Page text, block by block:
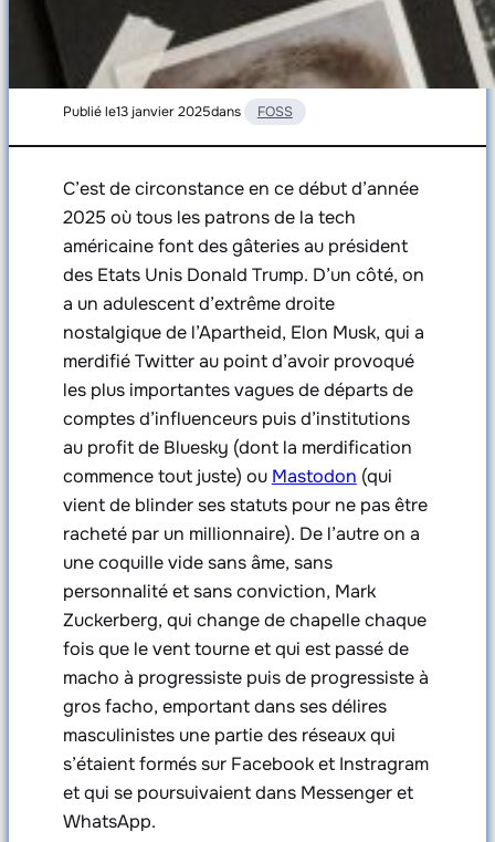
Publié le13 janvier 2025dans FOSS
C’est de circonstance en ce début d’année
2025 où tous les patrons de la tech
américaine font des gâteries au président
des Etats Unis Donald Trump. D’un côté, on
a un adulescent d’extrême droite
nostalgique de l’Apartheid, Elon Musk, qui a
merdifié Twitter au point d’avoir provoqué
les plus importantes vagues de départs de
comptes d’influenceurs puis d’institutions
au profit de Bluesky (dont la merdification
commence tout juste) ou Mastodon (qui
vient de blinder ses statuts pour ne pas être
racheté par un millionnaire). De l’autre on a
une coquille vide sans âme, sans
personnalité et sans conviction, Mark
Zuckerberg, qui change de chapelle chaque
fois que le vent tourne et qui est passé de
macho à progressiste puis de progressiste à
gros facho, emportant dans ses délires
masculinistes une partie des réseaux qui
s’étaient formés sur Facebook et Instragram
et qui se poursuivaient dans Messenger et
WhatsApp.